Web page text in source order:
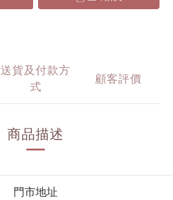
送貨及付款方
式
顧客評價
商品描述
門市地址